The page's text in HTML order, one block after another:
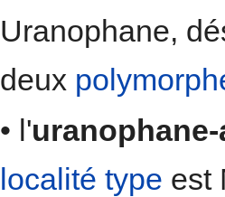
Uranophane,
deux
• l'
localité type est